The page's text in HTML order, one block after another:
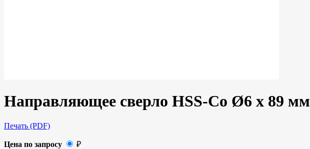
Направляющее сверло HSS-Co Ø6 x 89 мм
Печать (PDF)
Цена по запросу ₽